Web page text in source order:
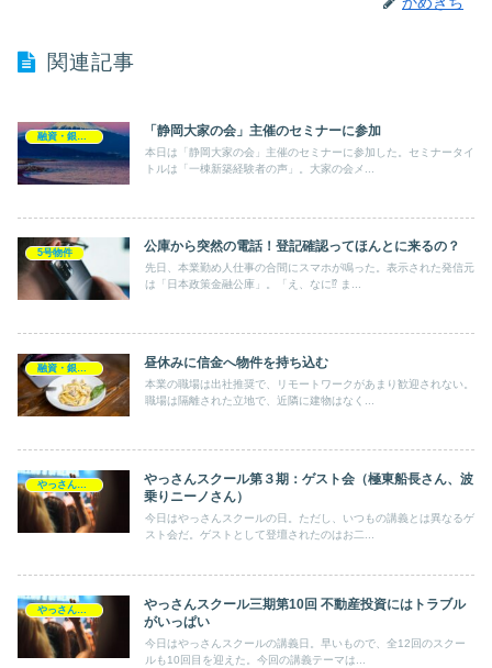
関連記事
「静岡大家の会」主催のセミナーに参加
本日は「静岡大家の会」主催のセミナーに参加した。セミナータイ
トルは「一棟新築経験者の声」。大家の会メ...
5号物件 公庫から突然の電話！登記確認ってほんとに来るの？
先日、本業勤め人仕事の合間にスマホが鳴った。表示された発信元
は「日本政策金融公庫」。「え、なに⁉ ま...
融資・銀行開拓 昼休みに信金へ物件を持ち込む
本業の職場は出社推奨で、リモートワークがあまり歓迎されない。
職場は隔離された立地で、近隣に建物はなく...
やっさんスクール第３期：ゲスト会（極東船長さん、波
乗りニーノさん）
今日はやっさんスクールの日。ただし、いつもの講義とは異なるゲ
スト会だ。ゲストとして登壇されたのはお二...
やっさんスクール三期第10回 不動産投資にはトラブル
がいっぱい
今日はやっさんスクールの講義日。早いもので、全12回のスクー
ルも10回目を迎えた。今回の講義テーマは...